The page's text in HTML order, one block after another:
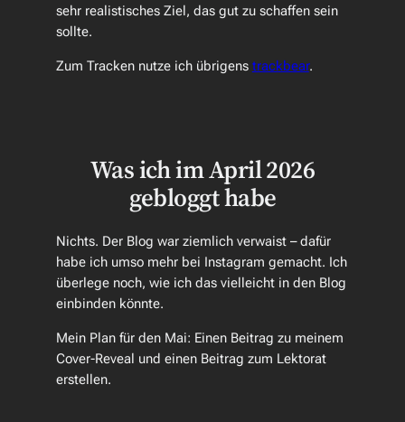
sehr realistisches Ziel, das gut zu schaffen sein
sollte.
Zum Tracken nutze ich übrigens trackbear.
Was ich im April 2026
gebloggt habe
Nichts. Der Blog war ziemlich verwaist – dafür
habe ich umso mehr bei Instagram gemacht. Ich
überlege noch, wie ich das vielleicht in den Blog
einbinden könnte.
Mein Plan für den Mai: Einen Beitrag zu meinem
Cover-Reveal und einen Beitrag zum Lektorat
erstellen.